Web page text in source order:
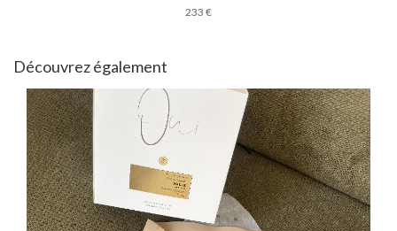
233 €
Découvrez également